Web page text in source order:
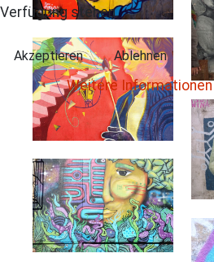
Verfügung stehen.
Akzeptieren Ablehnen
Weitere Informationen